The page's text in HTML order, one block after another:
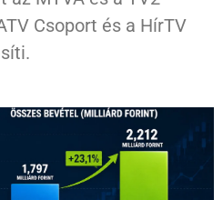
Csoport és a HírTV